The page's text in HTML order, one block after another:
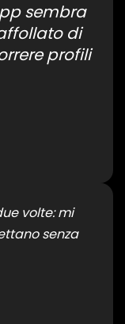
sembra
di
profili
volte: mi
senza